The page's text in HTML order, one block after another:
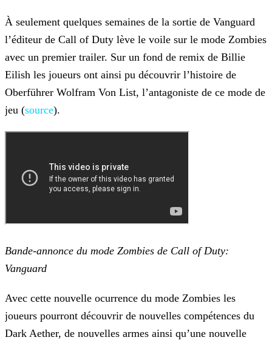
À seulement quelques semaines de la sortie de Vanguard
l’éditeur de Call of Duty lève le voile sur le mode Zombies
avec un premier trailer. Sur un fond de remix de Billie
Eilish les joueurs ont ainsi pu découvrir l’histoire de
Oberführer Wolfram Von List, l’antagoniste de ce mode de
jeu (source).
Bande-annonce du mode Zombies de Call of Duty:
Vanguard
Avec cette nouvelle ocurrence du mode Zombies les
joueurs pourront découvrir de nouvelles compétences du
Dark Aether, de nouvelles armes ainsi qu’une nouvelle